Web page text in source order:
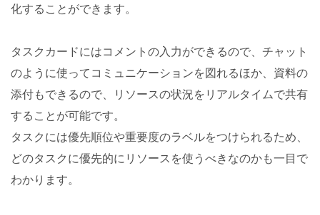
化することができます。
タスクカードにはコメントの入力ができるので、チャット
のように使ってコミュニケーションを図れるほか、資料の
添付もできるので、リソースの状況をリアルタイムで共有
することが可能です。
タスクには優先順位や重要度のラベルをつけられるため、
どのタスクに優先的にリソースを使うべきなのかも一目で
わかります。